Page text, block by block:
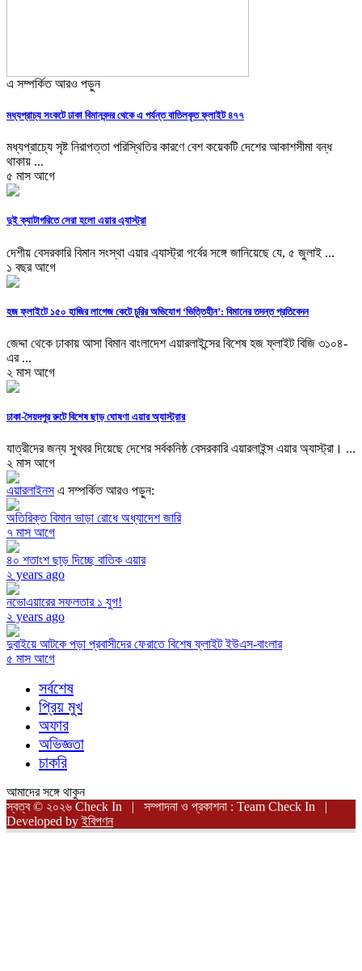
এ সম্পর্কিত আরও পড়ুন
মধ্যপ্রাচ্য সংকটে ঢাকা বিমানবন্দর থেকে এ পর্যন্ত বাতিলকৃত ফ্লাইট ৪৭৭
মধ্যপ্রাচ্যে সৃষ্ট নিরাপত্তা পরিস্থিতির কারণে বেশ কয়েকটি দেশের আকাশসীমা বন্ধ
থাকায় ...
৫ মাস আগে
দুই ক্যাটাগরিতে সেরা হলো এয়ার এ্যাস্ট্রা
দেশীয় বেসরকারি বিমান সংস্থা এয়ার এ্যাস্ট্রা গর্বের সঙ্গে জানিয়েছে যে, ৫ জুলাই ...
১ বছর আগে
হজ ফ্লাইটে ১৫০ হাজির লাগেজ কেটে চুরির অভিযোগ ‘ভিত্তিহীন’: বিমানের তদন্ত প্রতিবেদন
জেদ্দা থেকে ঢাকায় আসা বিমান বাংলাদেশ এয়ারলাইন্সের বিশেষ হজ ফ্লাইট বিজি ৩১০৪-
এর ...
২ মাস আগে
ঢাকা-সৈয়দপুর রুটে বিশেষ ছাড় ঘোষণা এয়ার অ্যাস্ট্রার
যাত্রীদের জন্য সুখবর দিয়েছে দেশের সর্বকনিষ্ঠ বেসরকারি এয়ারলাইন্স এয়ার অ্যাস্ট্রা। ...
২ মাস আগে
এয়ারলাইনসএ সম্পর্কিত আরও পড়ুন:
অতিরিক্ত বিমান ভাড়া রোধে অধ্যাদেশ জারি
৭ মাস আগে
৪০ শতাংশ ছাড় দিচ্ছে বাতিক এয়ার
২ years ago
নভোএয়ারের সফলতার ১ যুগ!
২ years ago
দুবাইয়ে আটকে পড়া প্রবাসীদের ফেরাতে বিশেষ ফ্লাইট ইউএস-বাংলার
৫ মাস আগে
সর্বশেষ
প্রিয় মুখ
অফার
অভিজ্ঞতা
চাকরি
আমাদের সঙ্গে থাকুন
স্বত্ব © ২০২৬ Check In | সম্পাদনা ও প্রকাশনা : Team Check In |
Developed byইবিপণন